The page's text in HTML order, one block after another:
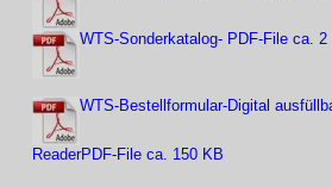
WTS-Sonderkatalog- PDF-File ca. 2
WTS-Bestellformular-Digital
ReaderPDF-File ca. 150 KB